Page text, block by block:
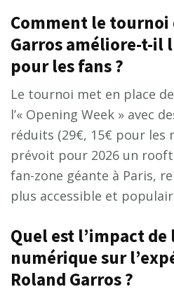
Comment le tournoi
Garros améliore-t-il
pour les fans ?
Le tournoi met en place
l’« Opening Week » avec
réduits (29€, 15€ pour les
prévoit pour 2026 un
fan-zone géante à Paris,
plus accessible et
Quel est l’impact de
numérique sur
Roland Garros ?